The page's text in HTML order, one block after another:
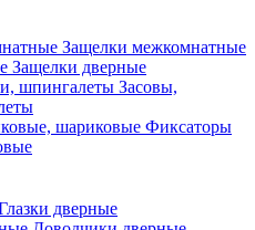
Защелки межкомнатные
Защелки дверные
Засовы,
Фиксаторы
дверные